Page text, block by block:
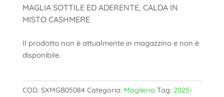
MAGLIA SOTTILE ED ADERENTE, CALDA IN
MISTO CASHMERE
Il prodotto non è attualmente in magazzino e non è
disponibile.
COD: SXMGB05084 Categoria: Maglieria Tag: 2025-